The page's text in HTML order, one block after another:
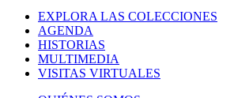
EXPLORA LAS COLECCIONES
AGENDA
HISTORIAS
MULTIMEDIA
VISITAS VIRTUALES